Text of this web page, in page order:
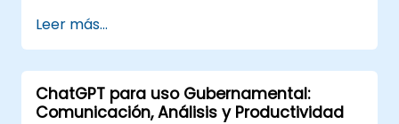
Leer más...
ChatGPT para uso Gubernamental:
Comunicación, Análisis y Productividad